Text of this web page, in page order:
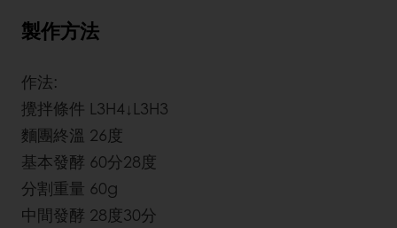
製作方法
作法:
攪拌條件 L3H4↓L3H3
麵團終溫 26度
基本發酵 60分28度
分割重量 60g
中間發酵 28度30分